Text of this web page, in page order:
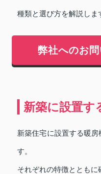
種類と選び方を解説しま
弊社へのお
新築に設置す
新築住宅に設置する暖
す。
それぞれの特徴とともに